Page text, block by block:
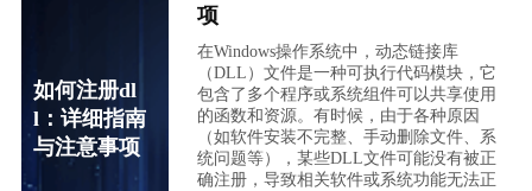
如何注册dl
l：详细指南
与注意事项
项
在Windows操作系统中，动态链接库
（DLL）文件是一种可执行代码模块，它
包含了多个程序或系统组件可以共享使用
的函数和资源。有时候，由于各种原因
（如软件安装不完整、手动删除文件、系
统问题等），某些DLL文件可能没有被正
确注册，导致相关软件或系统功能无法正